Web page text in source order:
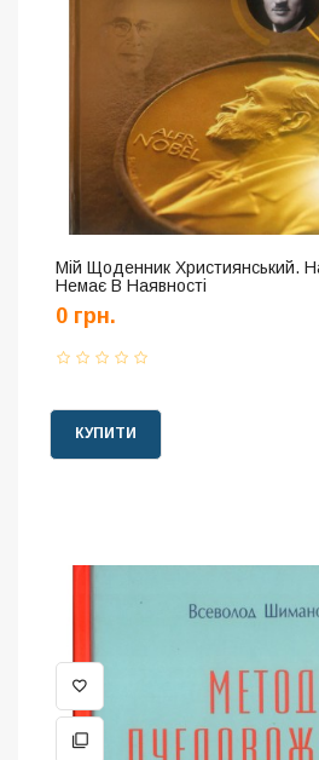
Мій Щоденник Християнський.
Немає В Наявності
0 грн.
КУПИТИ